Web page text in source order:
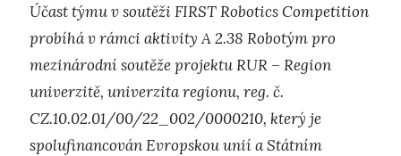
Účast týmu v soutěži FIRST Robotics Competition
probíhá v rámci aktivity A 2.38 Robotým pro
mezinárodní soutěže projektu RUR – Region
univerzitě, univerzita regionu, reg. č.
CZ.10.02.01/00/22_002/0000210, který je
spolufinancován Evropskou unií a Státním